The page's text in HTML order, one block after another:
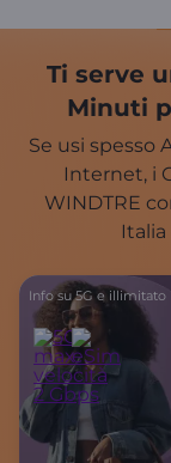
Ti serve
Minuti
Se usi spesso
Internet, i
WINDTRE
Info su 5G e illimitato